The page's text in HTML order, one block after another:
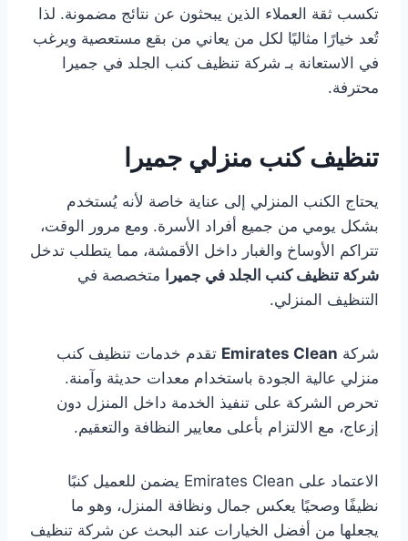
تكسب ثقة العملاء الذين يبحثون عن نتائج مضمونة. لذا
تُعد خيارًا مثاليًا لكل من يعاني من بقع مستعصية ويرغب
في الاستعانة بـ شركة تنظيف كنب الجلد في جميرا
محترفة.
تنظيف كنب منزلي جميرا
يحتاج الكنب المنزلي إلى عناية خاصة لأنه يُستخدم
بشكل يومي من جميع أفراد الأسرة. ومع مرور الوقت،
تتراكم الأوساخ والغبار داخل الأقمشة، مما يتطلب تدخل
شركة تنظيف كنب الجلد في جميرا
متخصصة في
التنظيف المنزلي.
شركة Emirates Clean تقدم خدمات تنظيف كنب
منزلي عالية الجودة باستخدام معدات حديثة وآمنة.
تحرص الشركة على تنفيذ الخدمة داخل المنزل دون
إزعاج، مع الالتزام بأعلى معايير النظافة والتعقيم.
الاعتماد على Emirates Clean يضمن للعميل كنبًا
نظيفًا وصحيًا يعكس جمال ونظافة المنزل، وهو ما
يجعلها من أفضل الخيارات عند البحث عن شركة تنظيف